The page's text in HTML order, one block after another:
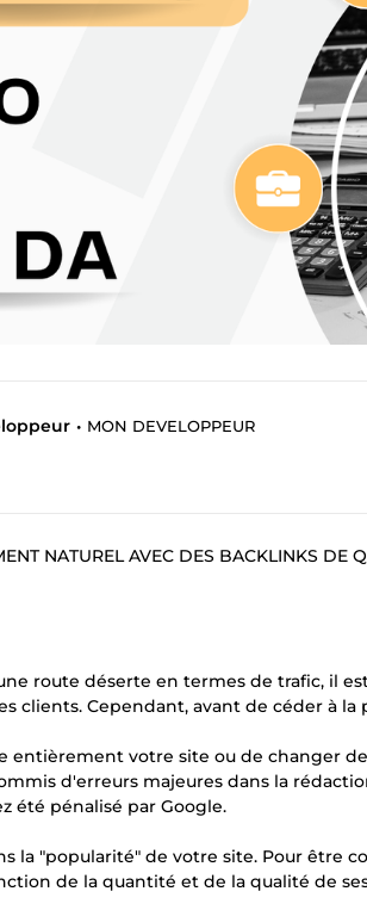
• MON DEVELOPPEUR
NATUREL AVEC DES BACKLINKS DE
route déserte en termes de trafic, il
clients. Cependant, avant de céder à
entièrement votre site ou de changer
d'erreurs majeures dans la
été pénalisé par Google.
la "popularité" de votre site. Pour être
de la quantité et de la qualité de